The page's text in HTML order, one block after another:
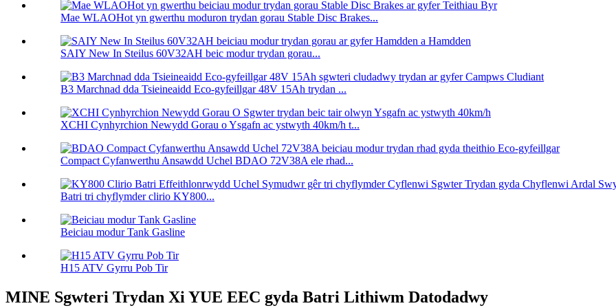
Mae WLAOHot yn gwerthu moduron trydan gorau Stable Disc Brakes...
SAIY New In Steilus 60V32AH beic modur trydan gorau...
B3 Marchnad dda Tsieineaidd Eco-gyfeillgar 48V 15Ah trydan ...
XCHI Cynhyrchion Newydd Gorau o Ysgafn ac ystwyth 40km/h t...
Compact Cyfanwerthu Ansawdd Uchel BDAO 72V38A ele rhad...
Batri tri chyflymder clirio KY800...
Beiciau modur Tank Gasline
H15 ATV Gyrru Pob Tir
MINE Sgwteri Trydan Xi YUE EEC gyda Batri Lithiwm Datodadwy